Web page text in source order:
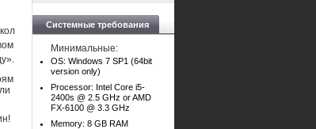
Системные требования
Минимальные:
OS: Windows 7 SP1 (64bit
version only)
Processor: Intel Core i5-
2400s @ 2.5 GHz or AMD
FX-6100 @ 3.3 GHz
Memory: 8 GB RAM